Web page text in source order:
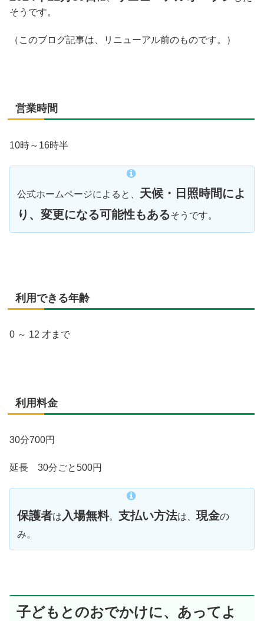
そうです。
（このブログ記事は、リニューアル前のものです。）
営業時間
10時～16時半
公式ホームページによると、 天候・日照時間によ
り、変更になる可能性もあるそうです。
利用できる年齢
0 ～ 12 才まで
利用料金
30分700円
延長 30分ごと500円
保護者は 入場無料。 支払い方法は、 現金の
み。
子どもとのおでかけに、あってよ